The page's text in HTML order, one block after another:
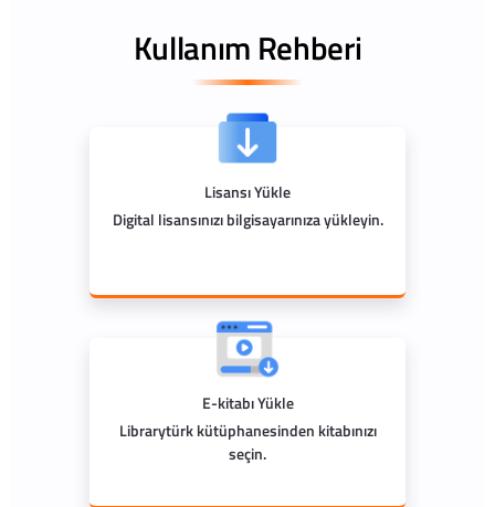
Kullanım Rehberi
Lisansı Yükle
Digital lisansınızı bilgisayarınıza yükleyin.
E-kitabı Yükle
Librarytürk kütüphanesinden kitabınızı
seçin.